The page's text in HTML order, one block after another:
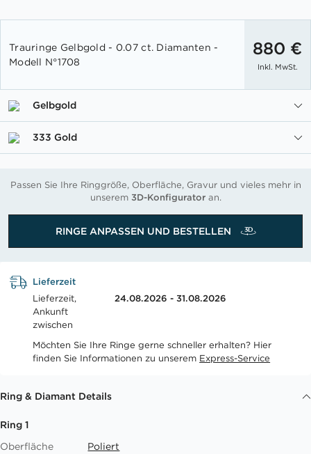
der
Bildgalerie
Trauringe Gelbgold - 0.07 ct. Diamanten -
Modell N°1708
880 €
Inkl. MwSt.
Gelbgold
333 Gold
Passen Sie Ihre Ringgröße, Oberfläche, Gravur und vieles mehr in
unserem 3D-Konfiguratoran.
RINGE ANPASSEN UND BESTELLEN
Lieferzeit
Lieferzeit,
Ankunft
zwischen
24.08.2026 - 31.08.2026
Möchten Sie Ihre Ringe gerne schneller erhalten? Hier
finden Sie Informationen zu unserem Express-Service
Ring & Diamant Details
Ring 1
Oberfläche
Poliert